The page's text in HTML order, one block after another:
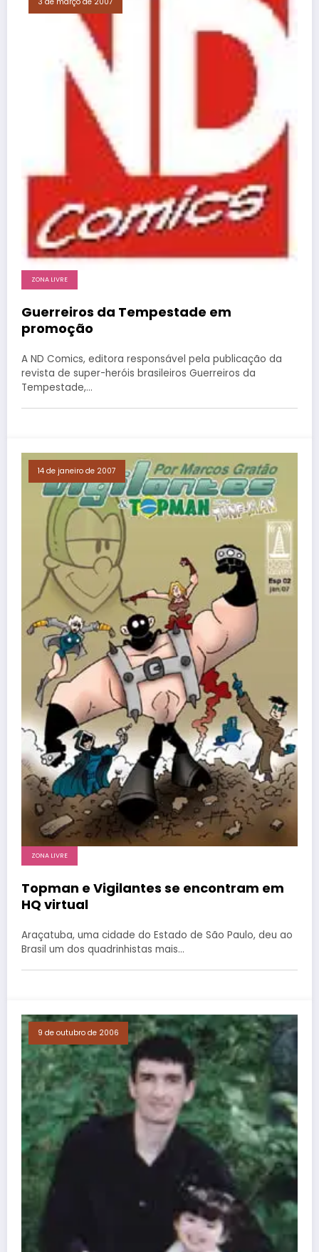
ZONA LIVRE
Guerreiros da Tempestade em
promoção
A ND Comics, editora responsável pela publicação da
revista de super-heróis brasileiros Guerreiros da
Tempestade,…
14 de janeiro de 2007
ZONA LIVRE
Topman e Vigilantes se encontram em
HQ virtual
Araçatuba, uma cidade do Estado de São Paulo, deu ao
Brasil um dos quadrinhistas mais…
9 de outubro de 2006